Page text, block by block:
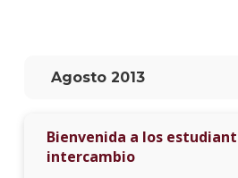
Agosto 2013
Bienvenida a los
intercambio